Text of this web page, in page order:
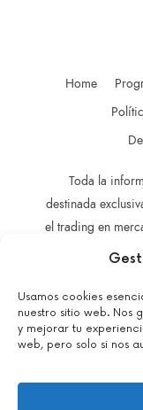
Usamos cookies
nuestro sitio web. Nos
y mejorar tu
web, pero solo si nos
Home
Toda la
destinada
el trading en
como
inversión o
La información